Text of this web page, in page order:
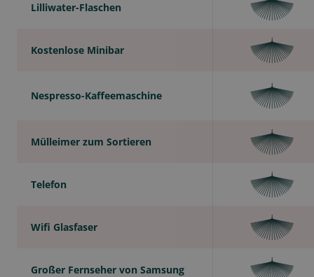
Lilliwater-Flaschen
Kostenlose Minibar
Nespresso-Kaffeemaschine
Mülleimer zum Sortieren
Telefon
Wifi Glasfaser
Großer Fernseher von Samsung